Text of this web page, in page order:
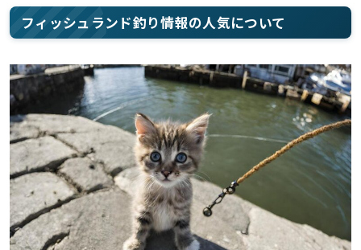
フィッシュランド釣り情報の人気について